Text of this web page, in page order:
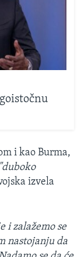
i kao Burma,
"duboko
izvela
i zalažemo se
nastojanju da